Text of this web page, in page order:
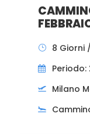
8 Giorni
Milano